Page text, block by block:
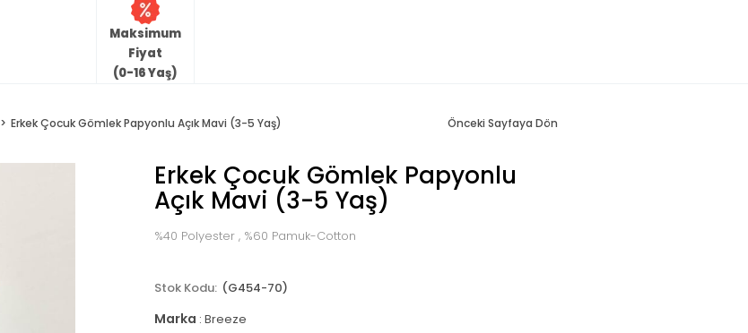
Maksimum
Fiyat
(0-16 Yaş)
Erkek Çocuk Gömlek Papyonlu Açık Mavi (3-5 Yaş) Önceki Sayfaya Dön
Erkek Çocuk Gömlek Papyonlu
Açık Mavi (3-5 Yaş)
%40 Polyester , %60 Pamuk-Cotton
(G454-70)
Marka : Breeze